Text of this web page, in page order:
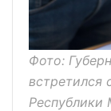
Фото:
встретился
Республики